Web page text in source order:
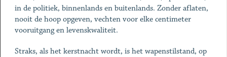
in de politiek, binnenlands en buitenlands. Zonder aflaten,
nooit de hoop opgeven, vechten voor elke centimeter
vooruitgang en levenskwaliteit.
Straks, als het kerstnacht wordt, is het wapenstilstand, op